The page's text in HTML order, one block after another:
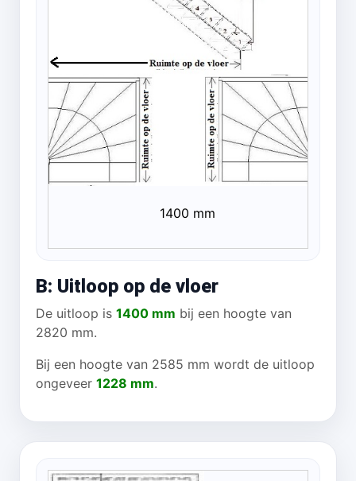
1400 mm
B: Uitloop op de vloer
De uitloop is 1400 mm bij een hoogte van
2820 mm.
Bij een hoogte van 2585 mm wordt de uitloop
ongeveer 1228 mm.